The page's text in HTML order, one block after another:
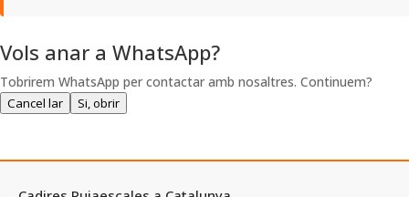
Vols anar a WhatsApp?
Tobrirem WhatsApp per contactar amb nosaltres. Continuem?
Cancel lar Si, obrir